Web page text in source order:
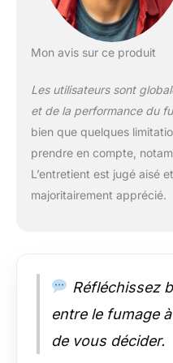
Mon avis sur ce produit
Les utilisateurs sont
et de la performance du
bien que quelques
prendre en compte,
L’entretient est jugé aisé
majoritairement apprécié.
Réfléchissez
entre le fumage
de vous décider.